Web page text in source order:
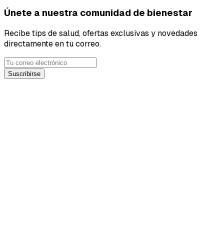
Únete a nuestra comunidad de bienestar
Recibe tips de salud, ofertas exclusivas y novedades
directamente en tu correo.
Suscribirse